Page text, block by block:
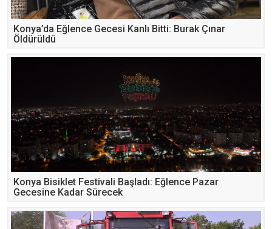
Konya’da Eğlence Gecesi Kanlı Bitti: Burak Çınar
Öldürüldü
Konya Bisiklet Festivali Başladı: Eğlence Pazar
Gecesine Kadar Sürecek